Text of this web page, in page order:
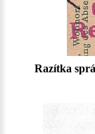
Razítka